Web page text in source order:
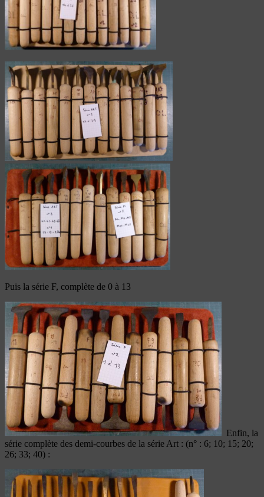
Puis la série F, complète de 0 à 13
Enfin, la
série complète des demi-courbes de la série Art : (n° : 6; 10; 15; 20;
26; 33; 40) :